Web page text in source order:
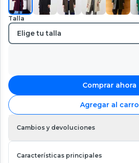
Talla
Comprar ahora
Agregar al carro
Cambios y devoluciones
Características principales